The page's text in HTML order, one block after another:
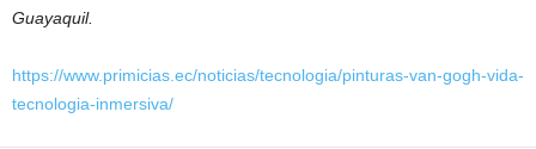
Guayaquil.
https://www.primicias.ec/noticias/tecnologia/pinturas-van-gogh-vida-
tecnologia-inmersiva/